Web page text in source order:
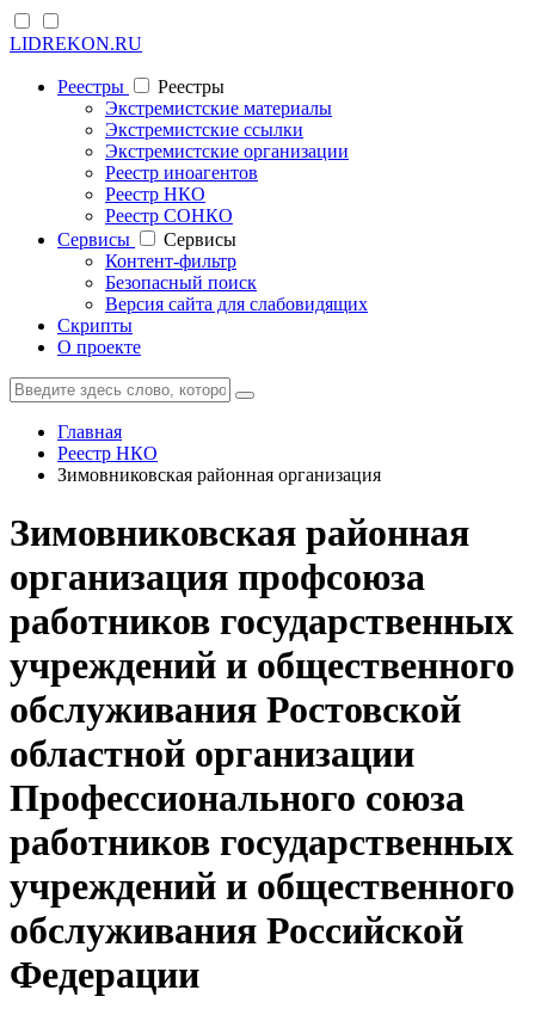
LIDREKON.RU
Реестры
Реестры
Экстремистские материалы
Экстремистские ссылки
Экстремистские организации
Реестр иноагентов
Реестр НКО
Реестр СОНКО
Cервисы
Cервисы
Контент-фильтр
Безопасный поиск
Версия сайта для слабовидящих
Скрипты
О проекте
Главная
Реестр НКО
Зимовниковская районная организация
Зимовниковская районная
организация профсоюза
работников государственных
учреждений и общественного
обслуживания Ростовской
областной организации
Профессионального союза
работников государственных
учреждений и общественного
обслуживания Российской
Федерации